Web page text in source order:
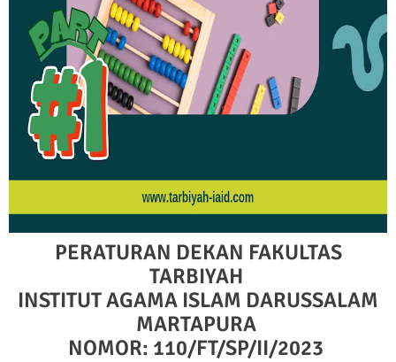
PERATURAN DEKAN FAKULTAS
TARBIYAH
INSTITUT AGAMA ISLAM DARUSSALAM
MARTAPURA
NOMOR: 110/FT/SP/II/2023